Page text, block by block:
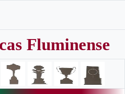
Fluminense